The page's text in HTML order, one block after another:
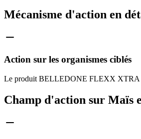
Mécanisme d'action en
Action sur les organismes ciblés
Le produit BELLEDONE FLEXX XTRA
Champ d'action sur Maïs